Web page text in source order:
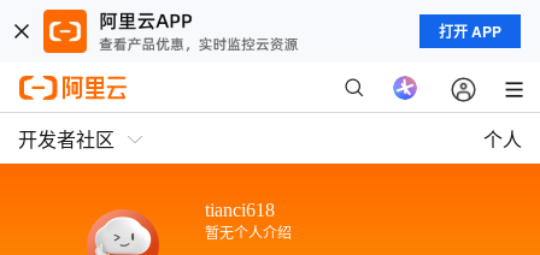
打开 APP
开发者社区 个人
tianci618
暂无个人介绍